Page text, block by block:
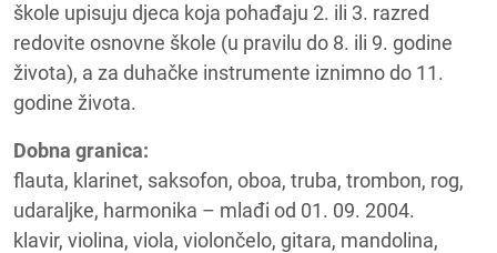
škole upisuju djeca koja pohađaju 2. ili 3. razred
redovite osnovne škole (u pravilu do 8. ili 9. godine
života), a za duhačke instrumente iznimno do 11.
godine života.
Dobna granica:
flauta, klarinet, saksofon, oboa, truba, trombon, rog,
udaraljke, harmonika – mlađi od 01. 09. 2004.
klavir, violina, viola, violončelo, gitara, mandolina,